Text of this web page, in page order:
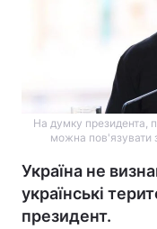
На думку президента,
можна пов'язувати
Україна не
українські
президент.